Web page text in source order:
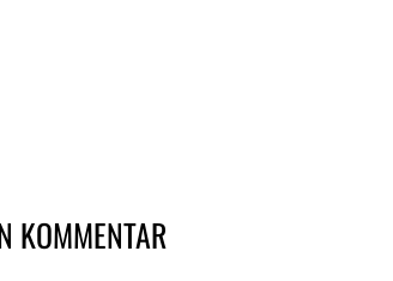
KOMMENTAR